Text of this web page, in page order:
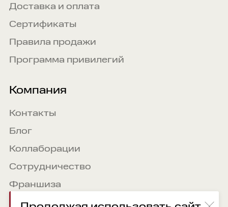
Доставка и оплата
Сертификаты
Правила продажи
Программа привилегий
Компания
Контакты
Блог
Коллаборации
Сотрудничество
Франшиза